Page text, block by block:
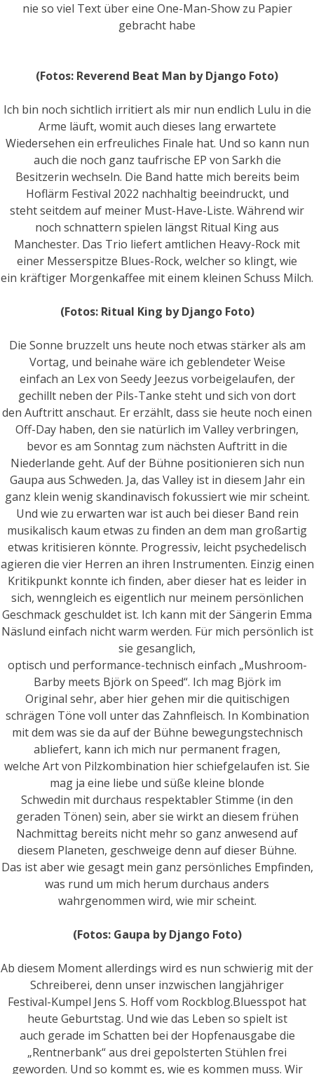
nie so viel Text über eine One-Man-Show zu Papier
gebracht habe
(Fotos: Reverend Beat Man by Django Foto)
Ich bin noch sichtlich irritiert als mir nun endlich Lulu in die
Arme läuft, womit auch dieses lang erwartete
Wiedersehen ein erfreuliches Finale hat. Und so kann nun
auch die noch ganz taufrische EP von Sarkh die
Besitzerin wechseln. Die Band hatte mich bereits beim
Hoflärm Festival 2022 nachhaltig beeindruckt, und
steht seitdem auf meiner Must-Have-Liste. Während wir
noch schnattern spielen längst Ritual King aus
Manchester. Das Trio liefert amtlichen Heavy-Rock mit
einer Messerspitze Blues-Rock, welcher so klingt, wie
ein kräftiger Morgenkaffee mit einem kleinen Schuss Milch.
(Fotos: Ritual King by Django Foto)
Die Sonne bruzzelt uns heute noch etwas stärker als am
Vortag, und beinahe wäre ich geblendeter Weise
einfach an Lex von Seedy Jeezus vorbeigelaufen, der
gechillt neben der Pils-Tanke steht und sich von dort
den Auftritt anschaut. Er erzählt, dass sie heute noch einen
Off-Day haben, den sie natürlich im Valley verbringen,
bevor es am Sonntag zum nächsten Auftritt in die
Niederlande geht. Auf der Bühne positionieren sich nun
Gaupa aus Schweden. Ja, das Valley ist in diesem Jahr ein
ganz klein wenig skandinavisch fokussiert wie mir scheint.
Und wie zu erwarten war ist auch bei dieser Band rein
musikalisch kaum etwas zu finden an dem man großartig
etwas kritisieren könnte. Progressiv, leicht psychedelisch
agieren die vier Herren an ihren Instrumenten. Einzig einen
Kritikpunkt konnte ich finden, aber dieser hat es leider in
sich, wenngleich es eigentlich nur meinem persönlichen
Geschmack geschuldet ist. Ich kann mit der Sängerin Emma
Näslund einfach nicht warm werden. Für mich persönlich ist
sie gesanglich,
optisch und performance-technisch einfach „Mushroom-
Barby meets Björk on Speed“. Ich mag Björk im
Original sehr, aber hier gehen mir die quitischigen
schrägen Töne voll unter das Zahnfleisch. In Kombination
mit dem was sie da auf der Bühne bewegungstechnisch
abliefert, kann ich mich nur permanent fragen,
welche Art von Pilzkombination hier schiefgelaufen ist. Sie
mag ja eine liebe und süße kleine blonde
Schwedin mit durchaus respektabler Stimme (in den
geraden Tönen) sein, aber sie wirkt an diesem frühen
Nachmittag bereits nicht mehr so ganz anwesend auf
diesem Planeten, geschweige denn auf dieser Bühne.
Das ist aber wie gesagt mein ganz persönliches Empfinden,
was rund um mich herum durchaus anders
wahrgenommen wird, wie mir scheint.
(Fotos: Gaupa by Django Foto)
Ab diesem Moment allerdings wird es nun schwierig mit der
Schreiberei, denn unser inzwischen langjähriger
Festival-Kumpel Jens S. Hoff vom Rockblog.Bluesspot hat
heute Geburtstag. Und wie das Leben so spielt ist
auch gerade im Schatten bei der Hopfenausgabe die
„Rentnerbank“ aus drei gepolsterten Stühlen frei
geworden. Und so kommt es, wie es kommen muss. Wir